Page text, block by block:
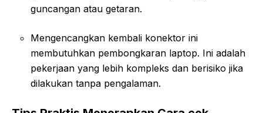
guncangan atau getaran.
Mengencangkan kembali konektor ini
membutuhkan pembongkaran laptop. Ini adalah
pekerjaan yang lebih kompleks dan berisiko jika
dilakukan tanpa pengalaman.